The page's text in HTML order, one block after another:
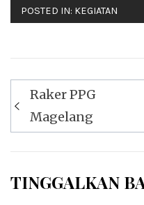
POSTED IN: KEGIATAN
Navigasi
pos
Raker PPG
Magelang
TINGGALKAN